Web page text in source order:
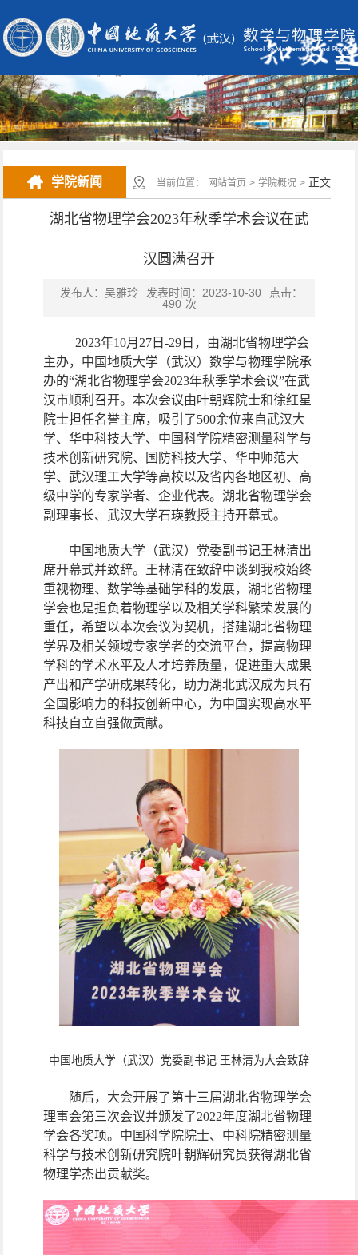
学院新闻 当前位置： 网站首页 > 学院概况 >正文
湖北省物理学会2023年秋季学术会议在武
汉圆满召开
发布人：吴雅玲 发表时间：2023-10-30
点击：
490 次
2023年10月 27 日-29 日，由湖北省物理学会
主办，中国地质大学（武汉）数学与物理学院承
办的“湖北省物理学会2023年秋季学术会议”在武
汉市顺利召开。本次会议由叶朝辉院士和徐红星
院士担任名誉主席，吸引了500余位来自武汉大
学、华中科技大学、中国科学院精密测量科学与
技术创新研究院、国防科技大学、华中师范大
学、武汉理工大学等高校以及省内各地区初、高
级中学的专家学者、企业代表。湖北省物理学会
副理事长、武汉大学石瑛教授主持开幕式。
中国地质大学（武汉）党委副书记王林清出
席开幕式并致辞。王林清在致辞中谈到我校始终
重视物理、数学等基础学科的发展，湖北省物理
学会也是担负着物理学以及相关学科繁荣发展的
重任，希望以本次会议为契机，搭建湖北省物理
学界及相关领域专家学者的交流平台，提高物理
学科的学术水平及人才培养质量，促进重大成果
产出和产学研成果转化，助力湖北武汉成为具有
全国影响力的科技创新中心，为中国实现高水平
科技自立自强做贡献。
中国地质大学（武汉）党委副书记 王林清为大会致辞
随后，大会开展了第十三届湖北省物理学会
理事会第三次会议并颁发了2022年度湖北省物理
学会各奖项。中国科学院院士、中科院精密测量
科学与技术创新研究院叶朝辉研究员获得湖北省
物理学杰出贡献奖。